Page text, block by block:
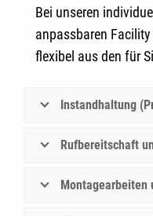
Bei unseren
anpassbaren
flexibel aus den für
Instandhaltung
Rufbereitschaft
Montagearbeiten